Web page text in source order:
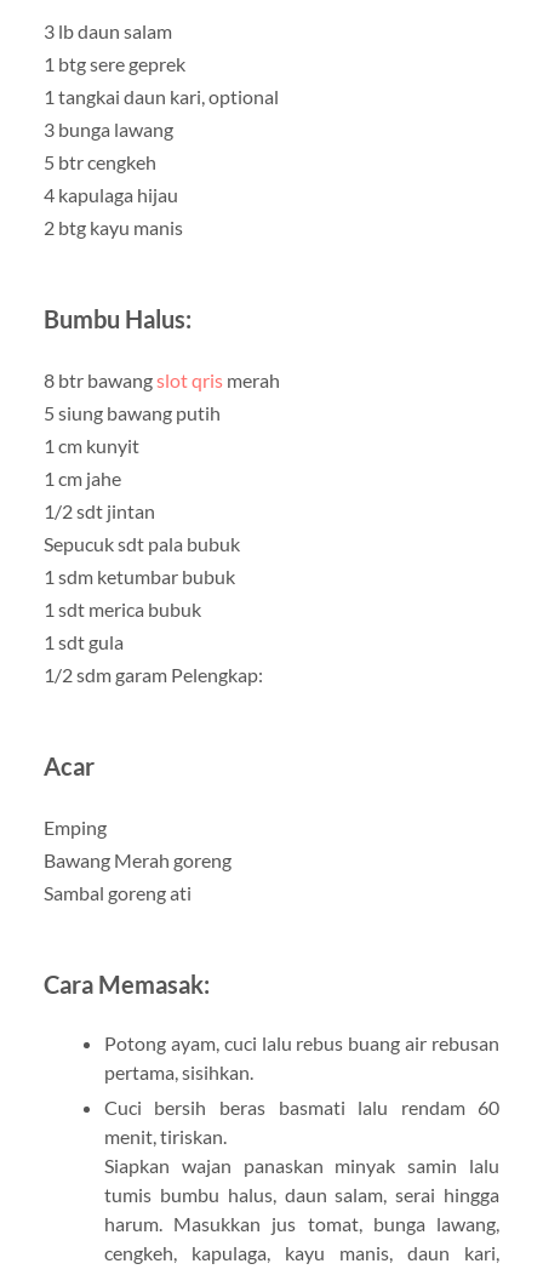
3 lb daun salam
1 btg sere geprek
1 tangkai daun kari, optional
3 bunga lawang
5 btr cengkeh
4 kapulaga hijau
2 btg kayu manis
Bumbu Halus:
8 btr bawangslot qrismerah
5 siung bawang putih
1 cm kunyit
1 cm jahe
1/2 sdt jintan
Sepucuk sdt pala bubuk
1 sdm ketumbar bubuk
1 sdt merica bubuk
1 sdt gula
1/2 sdm garam Pelengkap:
Acar
Emping
Bawang Merah goreng
Sambal goreng ati
Cara Memasak:
Potong ayam, cuci lalu rebus buang air rebusan
pertama, sisihkan.
Cuci bersih beras basmati lalu rendam 60
menit, tiriskan.
Siapkan wajan panaskan minyak samin lalu
tumis bumbu halus, daun salam, serai hingga
harum. Masukkan jus tomat, bunga lawang,
cengkeh, kapulaga, kayu manis, daun kari,